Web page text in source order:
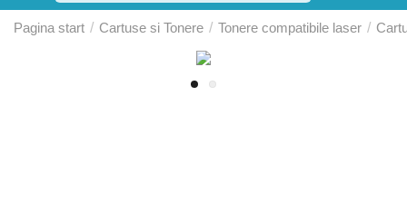
Pagina start / Cartuse si Tonere / Tonere compatibile laser /